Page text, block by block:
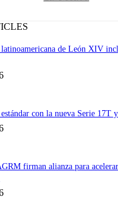
de León XIV
con la nueva Serie 17T
firman alianza para